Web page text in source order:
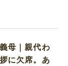
子ママ
母｜親代わ
に欠席。あ